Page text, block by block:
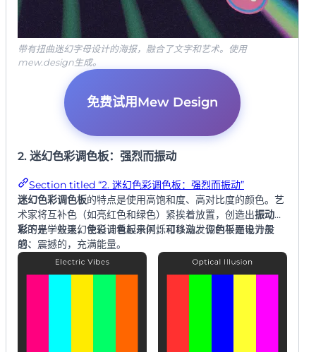
带有扭曲迷幻字母设计的海报，融合了文字和艺术。使用
mew.design生成。
免费试用Mew Design
2. 迷幻色彩调色板：强烈而振动
Section titled “2. 迷幻色彩调色板：强烈而振动”
迷幻色彩调色板的特点是使用高饱和度、高对比度的颜色。艺
术家将互补色（如亮红色和绿色）紧挨着放置，创造出振动色
彩的光学效果，使设计看起来闪烁和移动。调色板是电力般
的、震撼的，充满能量。
以下是一些迷幻色彩调色板示例，可以激发你的平面设计灵
感：